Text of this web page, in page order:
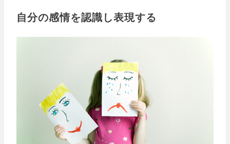
自分の感情を認識し表現する